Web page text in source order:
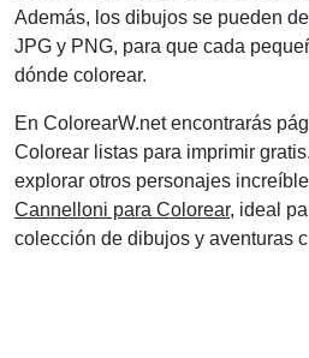
Además, los dibujos se pueden
JPG y PNG, para que cada
dónde colorear.
En ColorearW.net encontrarás
Colorear listas para imprimir
explorar otros personajes
Cannelloni para Colorear, ideal
colección de dibujos y aventuras